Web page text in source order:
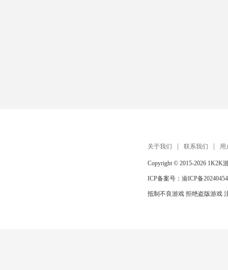
关于我们 联系我们 用
Copyright © 2015-2026 1K2K
ICP备案号： 渝ICP备
抵制不良游戏 拒绝盗版游戏